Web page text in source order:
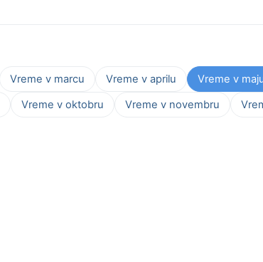
Vreme v marcu Vreme v aprilu Vreme v
Vreme v oktobru Vreme v novembru